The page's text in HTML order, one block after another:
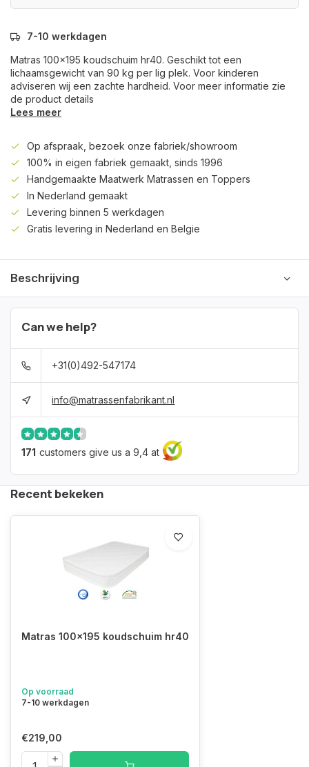
7-10 werkdagen
Matras 100x195 koudschuim hr40. Geschikt tot een
lichaamsgewicht van 90 kg per lig plek. Voor kinderen
adviseren wij een zachte hardheid. Voor meer informatie zie
de product details
Lees meer
Op afspraak, bezoek onze fabriek/showroom
100% in eigen fabriek gemaakt, sinds 1996
Handgemaakte Maatwerk Matrassen en Toppers
In Nederland gemaakt
Levering binnen 5 werkdagen
Gratis levering in Nederland en Belgie
Beschrijving
Can we help?
+31(0)492-547174
info@matrassenfabrikant.nl
171 customers give us a 9,4 at
Recent bekeken
Matras 100x195 koudschuim hr40
Op voorraad
7-10 werkdagen
€219,00